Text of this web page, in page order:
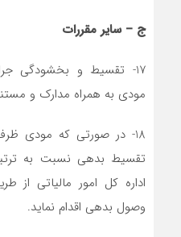
ج – سایر مقررات
17- تقسیط و بخشودگی
مودی به همراه مدارک و
18- در صورتی که مودی
تقسیط بدهی نسبت به
اداره کل امور مالیاتی از
وصول بدهی اقدام نماید.